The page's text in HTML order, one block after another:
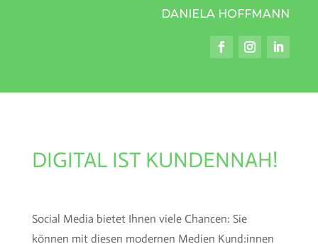
DANIELA HOFFMANN
DIGITAL IST KUNDENNAH!
Social Media bietet Ihnen viele Chancen: Sie
können mit diesen modernen Medien Kund:innen